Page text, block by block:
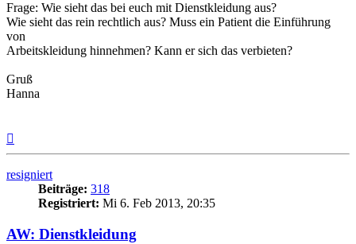
Frage: Wie sieht das bei euch mit Dienstkleidung aus?
Wie sieht das rein rechtlich aus? Muss ein Patient die Einführung
von
Arbeitskleidung hinnehmen? Kann er sich das verbieten?
Gruß
Hanna
resigniert
Beiträge: 318
Registriert: Mi 6. Feb 2013, 20:35
AW: Dienstkleidung